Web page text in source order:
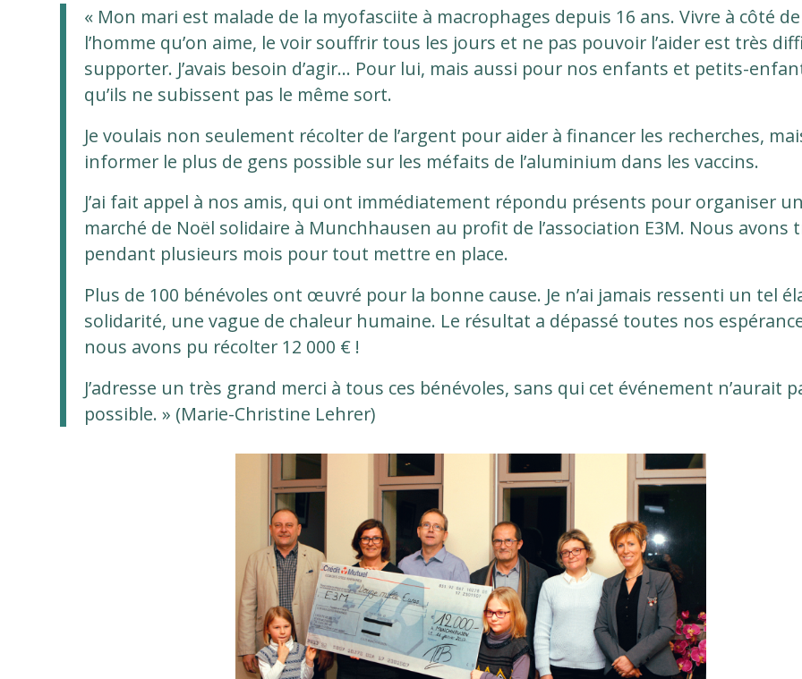
« Mon mari est malade de la myofasciite à macrophages depuis 16 ans. Vivre à côté de
l’homme qu’on aime, le voir souffrir tous les jours et ne pas pouvoir l’aider est très
supporter. J’avais besoin d’agir… Pour lui, mais aussi pour nos enfants et petits-
qu’ils ne subissent pas le même sort.
Je voulais non seulement récolter de l’argent pour aider à financer les recherches,
informer le plus de gens possible sur les méfaits de l’aluminium dans les vaccins.
J’ai fait appel à nos amis, qui ont immédiatement répondu présents pour organiser un
marché de Noël solidaire à Munchhausen au profit de l’association E3M. Nous avons
pendant plusieurs mois pour tout mettre en place.
Plus de 100 bénévoles ont œuvré pour la bonne cause. Je n’ai jamais ressenti un tel
solidarité, une vague de chaleur humaine. Le résultat a dépassé toutes nos
nous avons pu récolter 12 000 € !
J’adresse un très grand merci à tous ces bénévoles, sans qui cet événement n’aurait
possible. » (Marie-Christine Lehrer)